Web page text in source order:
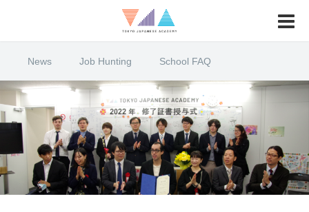
News Job Hunting School FAQ